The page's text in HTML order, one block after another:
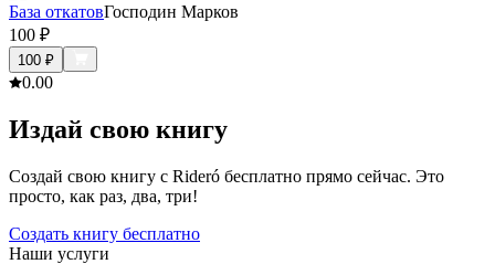
База откатовГосподин Марков
100 ₽
100 ₽
0.00
Издай свою книгу
Создай свою книгу с Rideró бесплатно прямо сейчас. Это
просто, как раз, два, три!
Создать книгу бесплатно
Наши услуги